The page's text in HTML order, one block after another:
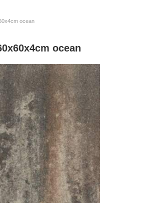
ocean
ocean